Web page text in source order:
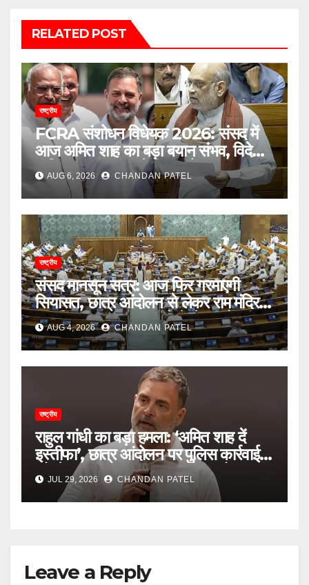
RELATED POST
राष्ट्रीय
FCRA संशोधन विधेयक 2026: संसद में
आज अमित शाह का बड़ा बयान संभव, विदेशी
फंडिंग पर सरकार करेगी बड़ा फैसला
AUG 6, 2026 CHANDAN PATEL
राष्ट्रीय
संसद मानसून सत्र: आज फिर गरमाएगी
सियासत, छात्र आंदोलन से लेकर राम मंदिर
दान विवाद तक सरकार को घेरने की तैयारी
AUG 4, 2026 CHANDAN PATEL
राष्ट्रीय
राहुल गांधी का बड़ा हमला: ‘अमित शाह दें
इस्तीफा’, छात्र आंदोलन पर पुलिस कार्रवाई
को लेकर सरकार पर लगाए गंभीर आरोप
JUL 29, 2026 CHANDAN PATEL
Leave a Reply